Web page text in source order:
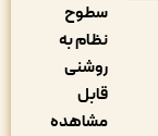
نظام به
مشاهده